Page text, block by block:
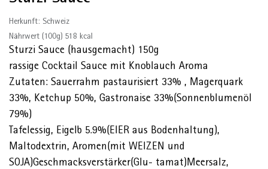
Herkunft: Schweiz
Nährwert (100g) 518 kcal
Sturzi Sauce (hausgemacht) 150g
rassige Cocktail Sauce mit Knoblauch Aroma
Zutaten: Sauerrahm pastaurisiert 33% , Magerquark
33%, Ketchup 50%, Gastronaise 33%(Sonnenblumenöl
79%)
Tafelessig, Eigelb 5.9%(EIER aus Bodenhaltung),
Maltodextrin, Aromen(mit WEIZEN und
SOJA)Geschmacksverstärker(Glu- tamat)Meersalz,